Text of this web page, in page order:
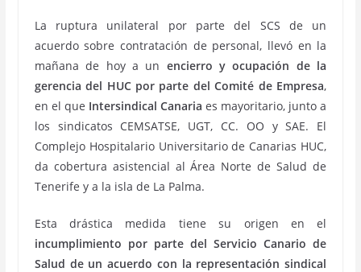
La ruptura unilateral por parte del SCS de un
acuerdo sobre contratación de personal, llevó en la
mañana de hoy a un encierro y ocupación de la
gerencia del HUC por parte del Comité de Empresa,
en el que Intersindical Canaria es mayoritario, junto a
los sindicatos CEMSATSE, UGT, CC. OO y SAE. El
Complejo Hospitalario Universitario de Canarias HUC,
da cobertura asistencial al Área Norte de Salud de
Tenerife y a la isla de La Palma.
Esta drástica medida tiene su origen en el
incumplimiento por parte del Servicio Canario de
Salud de un acuerdo con la representación sindical